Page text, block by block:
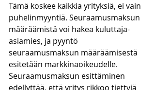
Tämä koskee kaikkia yrityksiä, ei vain
puhelinmyyntiä. Seuraamusmaksun
määräämistä voi hakea kuluttaja-
asiamies, ja pyyntö
seuraamusmaksun määräämisestä
esitetään markkinaoikeudelle.
Seuraamusmaksun esittäminen
edellyttää, että yritys rikkoo tiettyjä